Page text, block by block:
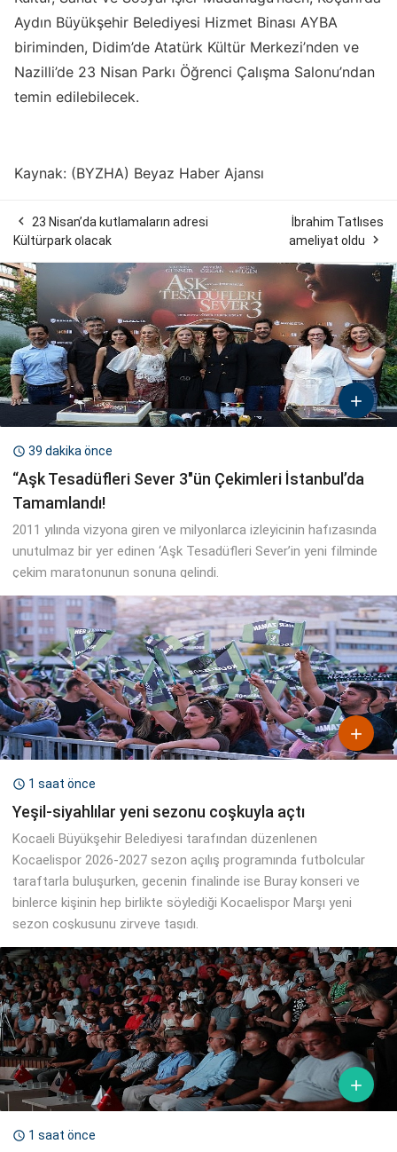
Aydın Büyükşehir Belediyesi Hizmet Binası AYBA
biriminden, Didim’de Atatürk Kültür Merkezi’nden ve
Nazilli’de 23 Nisan Parkı Öğrenci Çalışma Salonu’ndan
temin edilebilecek.
Kaynak: (BYZHA) Beyaz Haber Ajansı

23 Nisan’da kutlamaların adresi
Kültürpark olacak
İbrahim Tatlıses
ameliyat oldu


 39 dakika önce
“Aşk Tesadüfleri Sever 3″ün Çekimleri İstanbul’da
Tamamlandı!
2011 yılında vizyona giren ve milyonlarca izleyicinin hafızasında
unutulmaz bir yer edinen ‘Aşk Tesadüfleri Sever’in yeni filminde
çekim maratonunun sonuna gelindi.

 1 saat önce
Yeşil-siyahlılar yeni sezonu coşkuyla açtı
Kocaeli Büyükşehir Belediyesi tarafından düzenlenen
Kocaelispor 2026-2027 sezon açılış programında futbolcular
taraftarla buluşurken, gecenin finalinde ise Buray konseri ve
binlerce kişinin hep birlikte söylediği Kocaelispor Marşı yeni
sezon coşkusunu zirveye taşıdı.

 1 saat önce